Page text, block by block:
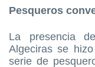
Pesqueros
La presencia
Algeciras se
serie de